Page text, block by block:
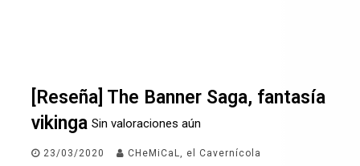
[Reseña] The Banner Saga, fantasía
vikinga Sin valoraciones aún
23/03/2020 CHeMiCaL, el Cavernícola